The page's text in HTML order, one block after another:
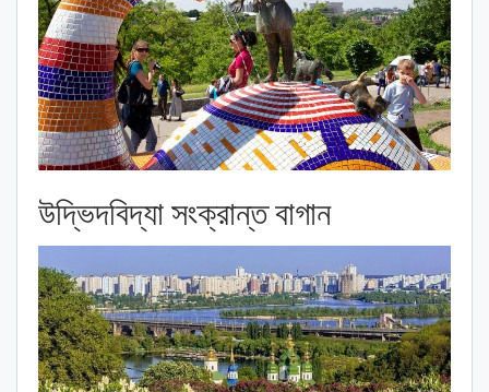
উদ্ভিদবিদ্যা সংক্রান্ত বাগান